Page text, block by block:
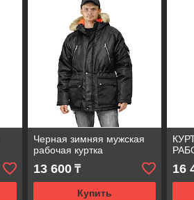
Черная зимняя мужская
рабочая куртка
13 600₸
Купить
16